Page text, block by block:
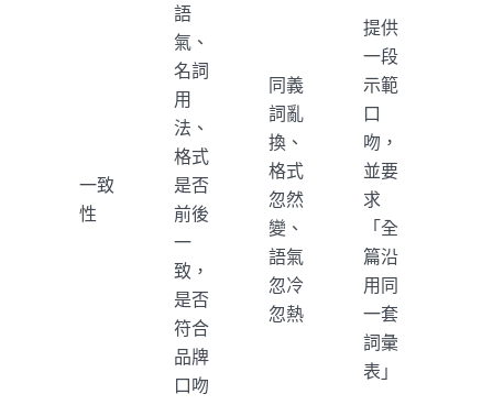
一致
性
語
氣、
名詞
用
法、
格式
是否
前後
一
致，
是否
符合
品牌
口吻
同義
詞亂
換、
格式
忽然
變、
語氣
忽冷
忽熱
提供
一段
示範
口
吻，
並要
求
「全
篇沿
用同
一套
詞彙
表」